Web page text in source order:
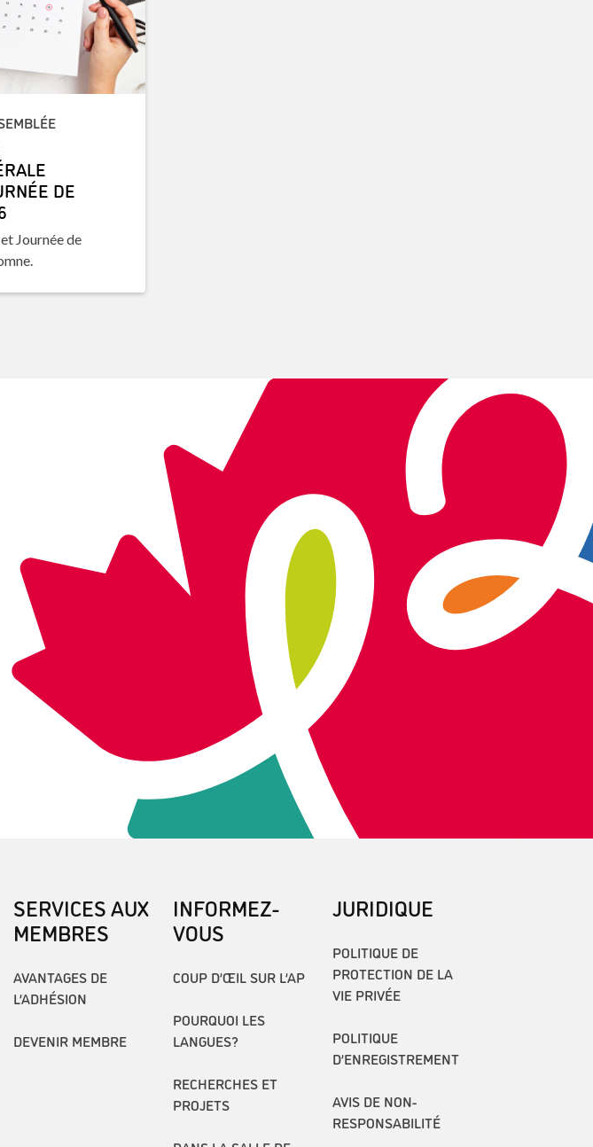
DE
Journée de
SERVICES AUX
MEMBRES
AVANTAGES DE
L’ADHÉSION
DEVENIR MEMBRE
INFORMEZ-
VOUS
COUP D’ŒIL SUR L’AP
POURQUOI LES
LANGUES?
RECHERCHES ET
PROJETS
JURIDIQUE
POLITIQUE DE
PROTECTION DE LA
VIE PRIVÉE
POLITIQUE
D’ENREGISTREMENT
AVIS DE NON-
RESPONSABILITÉ